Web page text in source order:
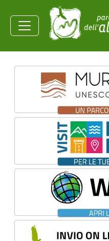
Salta al contenuto principale
Homepage